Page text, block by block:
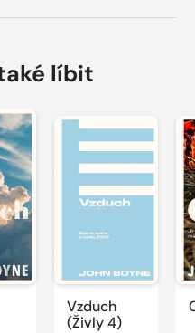
líbit
Vzduch
(Živly 4)